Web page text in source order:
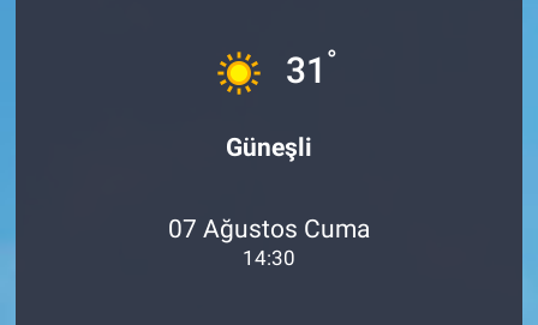
31 °
Güneşli
07 Ağustos Cuma
14:30